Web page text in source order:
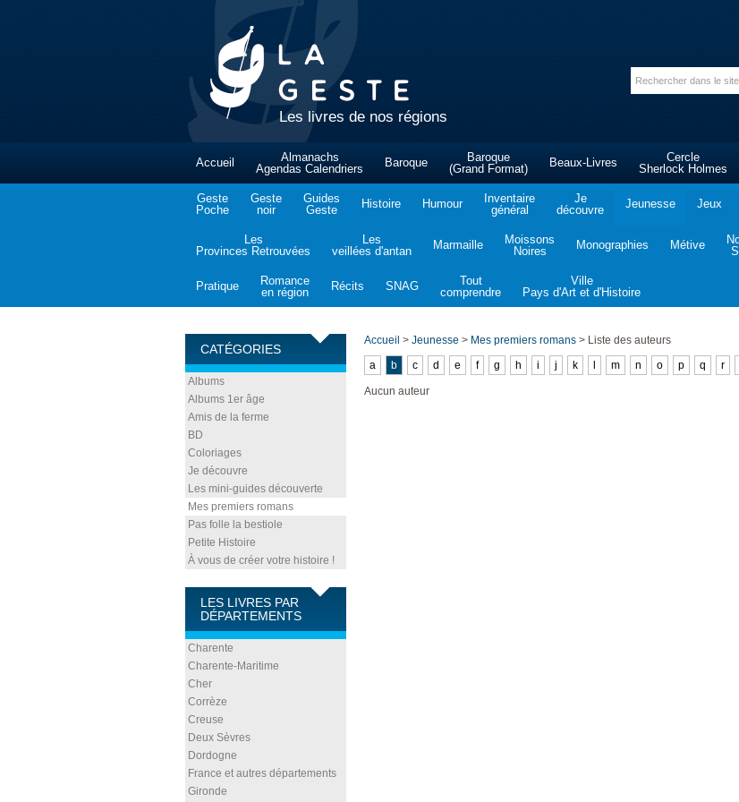
Les livres de nos régions
Accueil
Almanachs
Agendas Calendriers
Baroque
Baroque
(Grand Format)
Beaux-Livres
Cercle
Sherlock Holmes
Geste
Poche
Geste
noir
Guides
Geste
Histoire Humour
Inventaire
général
Je
découvre
Jeunesse Jeux
Les
Provinces Retrouvées
Les
veillées d'antan
Marmaille
Moissons
Noires
Monographies Métive
Pratique
Romance
en région
Récits SNAG
Tout
comprendre
Ville
Pays d'Art et d'Histoire
CATÉGORIES
Albums
Albums 1er âge
Amis de la ferme
BD
Coloriages
Je découvre
Les mini-guides découverte
Mes premiers romans
Pas folle la bestiole
Petite Histoire
À vous de créer votre histoire !
LES LIVRES PAR
DÉPARTEMENTS
Charente
Charente-Maritime
Cher
Corrèze
Creuse
Deux Sèvres
Dordogne
France et autres départements
Gironde
Accueil > Jeunesse > Mes premiers romans > Liste des auteurs
a
b c d e f g h i j k m n o p q r
Aucun auteur